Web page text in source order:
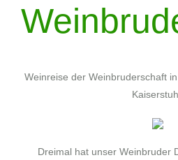
Weinreise der Weinbruderschaft
Dreimal hat unser Weinbruder